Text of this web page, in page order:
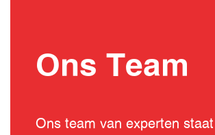
Ons Team
Ons team van experten